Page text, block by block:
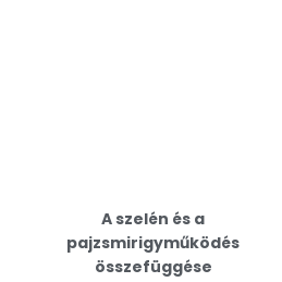
A szelén és a
pajzsmirigyműködés
összefüggése